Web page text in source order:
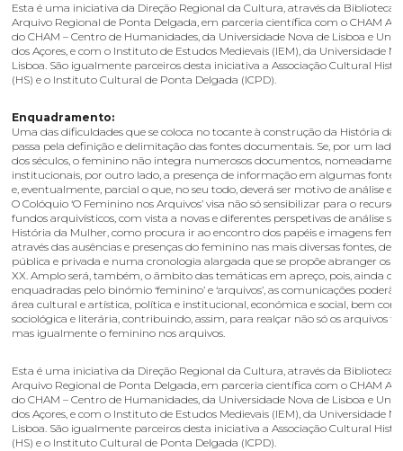
Esta é uma iniciativa da Direção Regional da Cultura, através da Biblioteca
Arquivo Regional de Ponta Delgada, em parceria científica com o CHAM
do CHAM – Centro de Humanidades, da Universidade Nova de Lisboa e
dos Açores, e com o Instituto de Estudos Medievais (IEM), da Universidade
Lisboa. São igualmente parceiros desta iniciativa a Associação Cultural
(HS) e o Instituto Cultural de Ponta Delgada (ICPD).
Enquadramento:
Uma das dificuldades que se coloca no tocante à construção da História da
passa pela definição e delimitação das fontes documentais. Se, por um
dos séculos, o feminino não integra numerosos documentos,
institucionais, por outro lado, a presença de informação em algumas fontes
e, eventualmente, parcial o que, no seu todo, deverá ser motivo de análise e
O Colóquio ‘O Feminino nos Arquivos’ visa não só sensibilizar para o
fundos arquivísticos, com vista a novas e diferentes perspetivas de análise
História da Mulher, como procura ir ao encontro dos papéis e imagens
através das ausências e presenças do feminino nas mais diversas fontes, de
pública e privada e numa cronologia alargada que se propõe abranger os
XX. Amplo será, também, o âmbito das temáticas em apreço, pois, ainda
enquadradas pelo binómio ‘feminino’ e ‘arquivos’, as comunicações
área cultural e artística, política e institucional, económica e social, bem
sociológica e literária, contribuindo, assim, para realçar não só os arquivos
mas igualmente o feminino nos arquivos.
Esta é uma iniciativa da Direção Regional da Cultura, através da Biblioteca
Arquivo Regional de Ponta Delgada, em parceria científica com o CHAM
do CHAM – Centro de Humanidades, da Universidade Nova de Lisboa e
dos Açores, e com o Instituto de Estudos Medievais (IEM), da Universidade
Lisboa. São igualmente parceiros desta iniciativa a Associação Cultural
(HS) e o Instituto Cultural de Ponta Delgada (ICPD).